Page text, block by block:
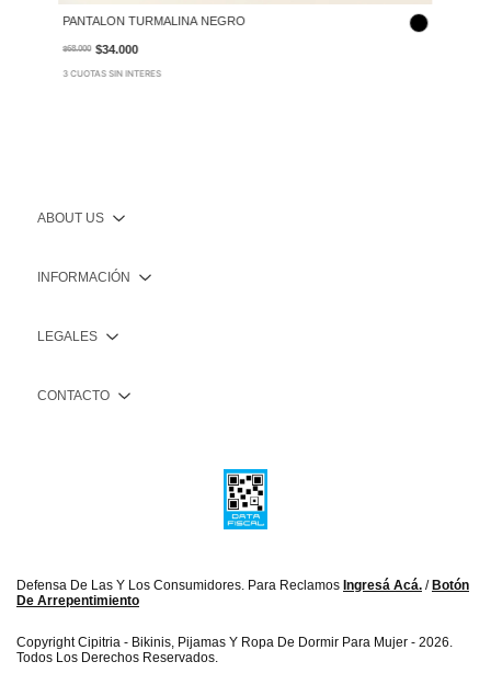
PANTALON TURMALINA NEGRO
$68.000 $34.000
3 CUOTAS SIN INTERES
ABOUT US
INFORMACIÓN
LEGALES
CONTACTO
Defensa De Las Y Los Consumidores. Para Reclamos Ingresá Acá. / Botón
De Arrepentimiento
Copyright Cipitria - Bikinis, Pijamas Y Ropa De Dormir Para Mujer - 2026.
Todos Los Derechos Reservados.